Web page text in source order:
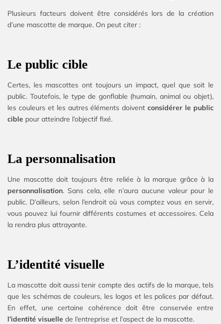
Plusieurs facteurs doivent être considérés lors de la création
d’une mascotte de marque. On peut citer :
Le public cible
Certes, les mascottes ont toujours un impact, quel que soit le
public. Toutefois, le type de gonflable (humain, animal ou objet),
les couleurs et les autres éléments doiventconsidérer le public
cible pour atteindre l’objectif fixé.
La personnalisation
Une mascotte doit toujours être reliée à la marque grâce à la
personnalisation. Sans cela, elle n’aura aucune valeur pour le
public. D’ailleurs, selon l’endroit où vous comptez vous en servir,
vous pouvez lui fournir différents costumes et accessoires. Cela
la rendra plus attrayante.
L’identité visuelle
La mascotte doit aussi tenir compte des actifs de la marque, tels
que les schémas de couleurs, les logos et les polices par défaut.
En effet, une certaine cohérence doit être conservée entre
l’identité visuelle de l’entreprise et l’aspect de la mascotte.